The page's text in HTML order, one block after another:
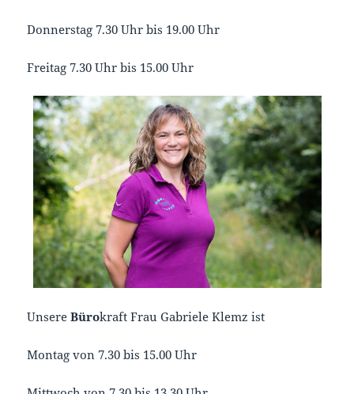
Donnerstag 7.30 Uhr bis 19.00 Uhr
Freitag 7.30 Uhr bis 15.00 Uhr
UnsereBürokraft Frau Gabriele Klemz ist
Montag von 7.30 bis 15.00 Uhr